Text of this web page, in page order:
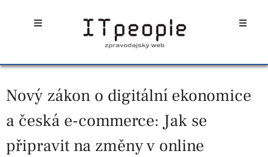
Open Open
Nový zákon o digitální ekonomice
a česká e-commerce: Jak se
připravit na změny v online